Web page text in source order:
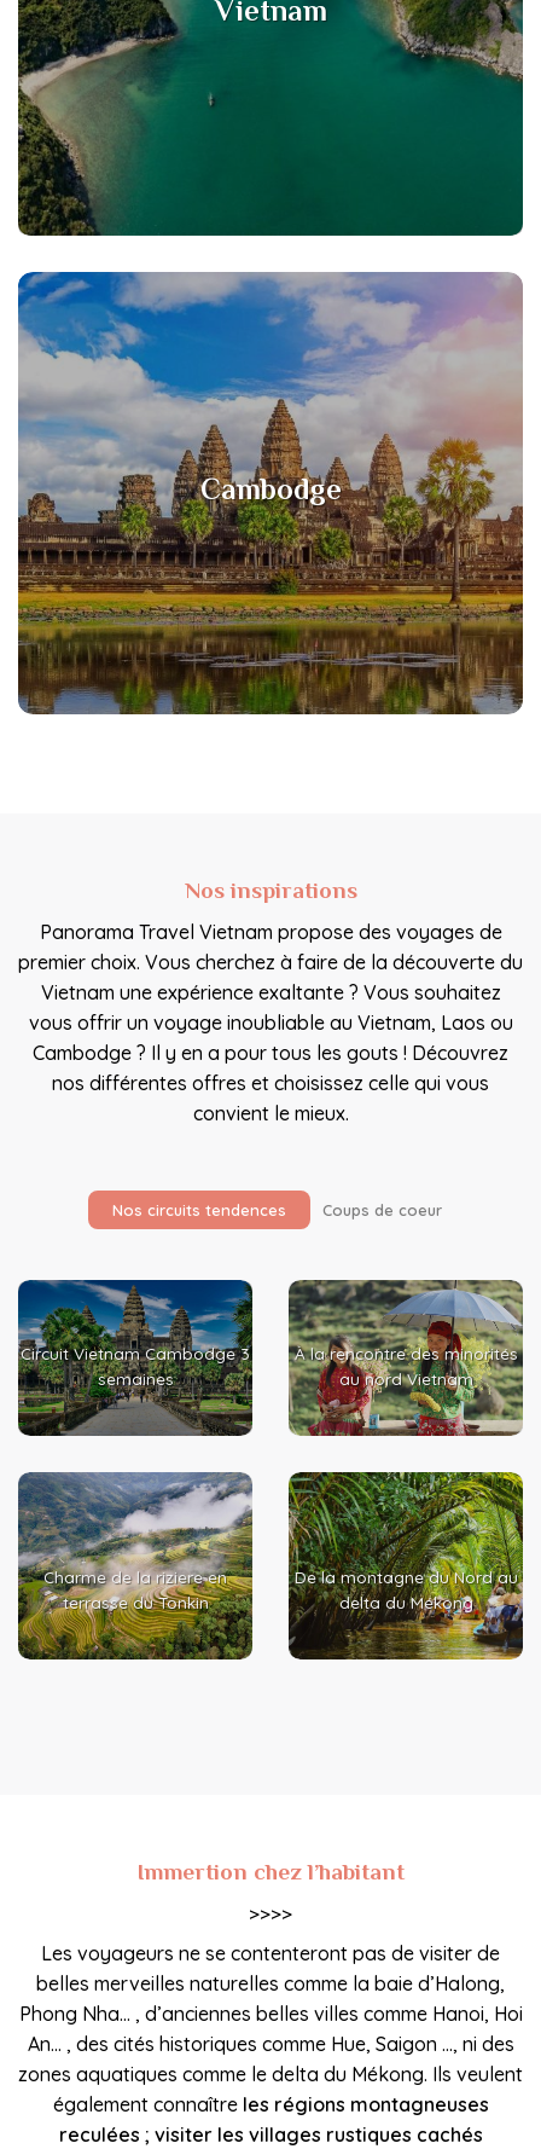
Vietnam
Cambodge
Nos inspirations
Panorama Travel Vietnam propose des voyages de
premier choix. Vous cherchez à faire de la découverte du
Vietnam une expérience exaltante ? Vous souhaitez
vous offrir un voyage inoubliable au Vietnam, Laos ou
Cambodge ? Il y en a pour tous les gouts ! Découvrez
nos différentes offres et choisissez celle qui vous
convient le mieux.
Nos circuits tendences Coups de coeur
Circuit Vietnam Cambodge 3
semaines
À la rencontre des minorités
au nord Vietnam
Charme de la riziere en
terrasse du Tonkin
De la montagne du Nord au
delta du Mékong
Immertion chez l’habitant
>>>>
Les voyageurs ne se contenteront pas de visiter de
belles merveilles naturelles comme la baie d’Halong,
Phong Nha… , d’anciennes belles villes comme Hanoi, Hoi
An… , des cités historiques comme Hue, Saigon …, ni des
zones aquatiques comme le delta du Mékong. Ils veulent
également connaîtreles régions montagneuses
reculées ; visiter les villages rustiques cachés